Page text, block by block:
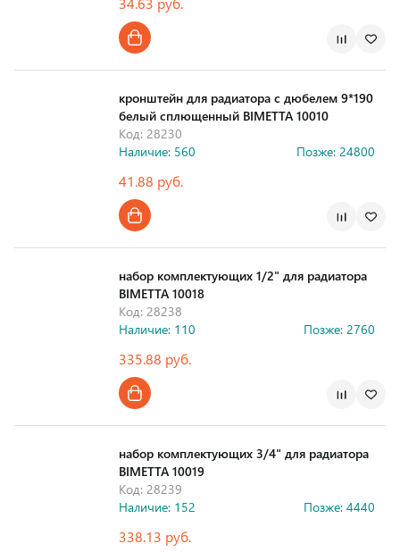
кронштейн для радиатора с дюбелем 9*190
белый сплющенный BIMETTA 10010
Код: 28230
Наличие: 560
Позже: 24800
41.88 руб.
набор комплектующих 1/2" для радиатора
BIMETTA 10018
Код: 28238
Наличие: 110
Позже: 2760
335.88 руб.
набор комплектующих 3/4" для радиатора
BIMETTA 10019
Код: 28239
Наличие: 152
Позже: 4440
338.13 руб.